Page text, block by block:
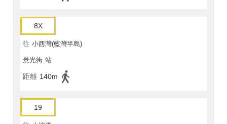
8X
往 小西灣(藍灣半島)
景光街 站
距離 140m
19